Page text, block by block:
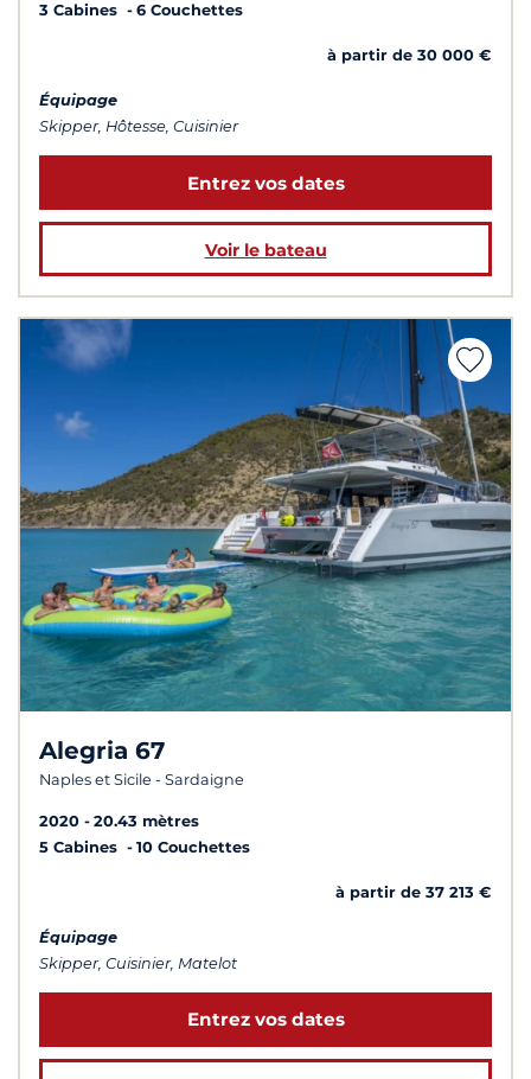
3 Cabines
6 Couchettes
à partir de 30 000 €
Équipage
Skipper, Hôtesse, Cuisinier
Entrez vos dates
Voir le bateau
Alegria 67
Naples et Sicile - Sardaigne
2020
20.43 mètres
5 Cabines
10 Couchettes
à partir de 37 213 €
Équipage
Skipper, Cuisinier, Matelot
Entrez vos dates